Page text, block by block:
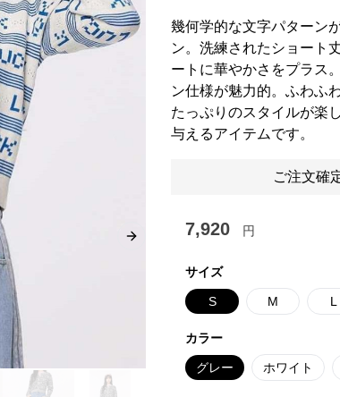
Next slide
幾何学的な文字パターン
ン。洗練されたショート
ートに華やかさをプラス
ン仕様が魅力的。ふわふ
たっぷりのスタイルが楽
与えるアイテムです。
ご注文確
7,920 円
サイズ
S M L
カラー
グレー ホワイト